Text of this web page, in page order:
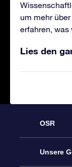
um mehr
erfahren, was
Lies den
OSR
Service
Unsere